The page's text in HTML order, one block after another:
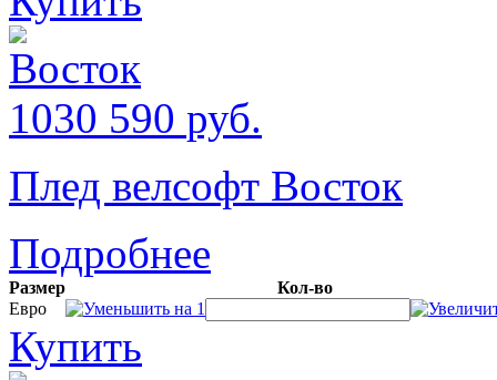
1030 590 руб.
Плед велсофт Восток
Подробнее
Размер
Кол-во
Евро
Купить